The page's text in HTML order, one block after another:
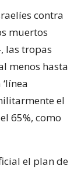
contra
muertos
las tropas
menos hasta
el
65%, como
el plan de